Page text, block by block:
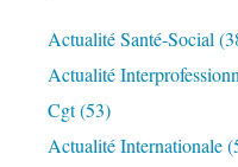
Actualité Santé-Social
Actualité
Cgt(53)
Actualité Internationale